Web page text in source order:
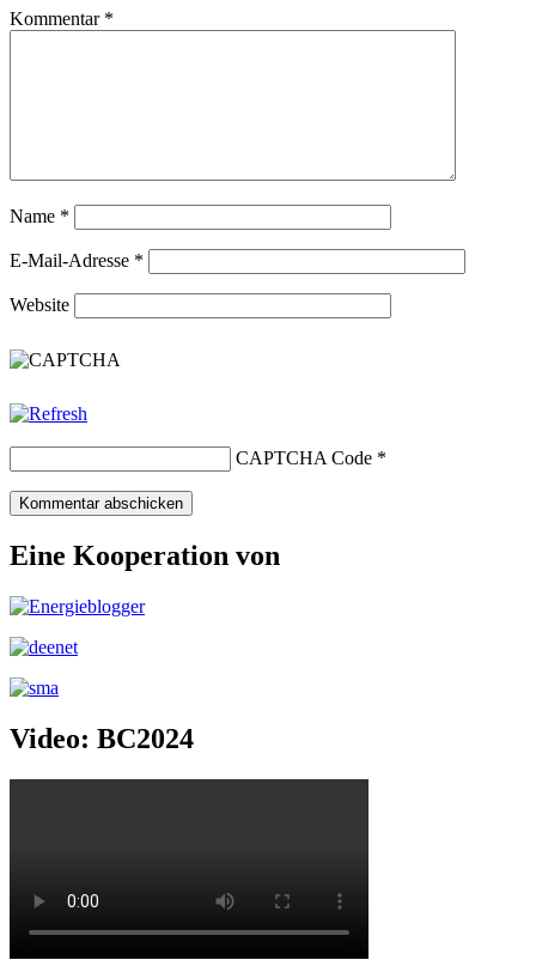
Kommentar *
Name *
E-Mail-Adresse *
Website
CAPTCHA Code *
Eine Kooperation von
Video: BC2024